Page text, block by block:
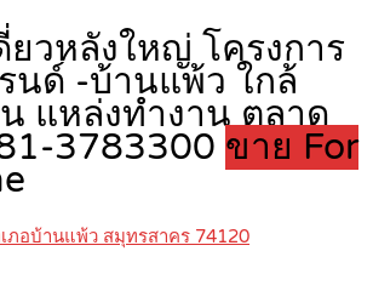
ยวหลังใหญ่ โครงการ
นด์ -บ้านแพ้ว ใกล้
แหล่งทำงาน ตลาด
3783300 ขาย For
ภอบ้านแพ้ว สมุทรสาคร 74120